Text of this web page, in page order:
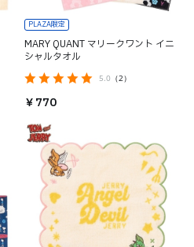
PLAZA限定
MARY QUANT マリークワント イニ
シャルタオル
5.0 （2）
￥770